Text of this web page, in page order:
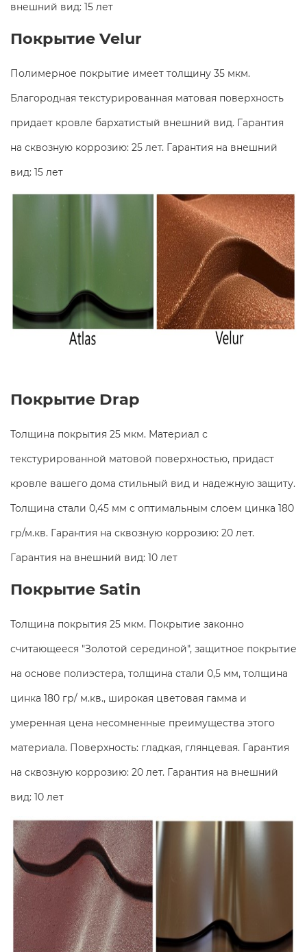
внешний вид: 15 лет
Покрытие Velur
Полимерное покрытие имеет толщину 35 мкм.
Благородная текстурированная матовая поверхность
придает кровле бархатистый внешний вид. Гарантия
на сквозную коррозию: 25 лет. Гарантия на внешний
вид: 15 лет
Покрытие Drap
Толщина покрытия 25 мкм. Материал с
текстурированной матовой поверхностью, придаст
кровле вашего дома стильный вид и надежную защиту.
Толщина стали 0,45 мм с оптимальным слоем цинка 180
гр/м.кв. Гарантия на сквозную коррозию: 20 лет.
Гарантия на внешний вид: 10 лет
Покрытие Satin
Толщина покрытия 25 мкм. Покрытие законно
считающееся "Золотой серединой", защитное покрытие
на основе полиэстера, толщина стали 0,5 мм, толщина
цинка 180 гр/ м.кв., широкая цветовая гамма и
умеренная цена несомненные преимущества этого
материала. Поверхность: гладкая, глянцевая. Гарантия
на сквозную коррозию: 20 лет. Гарантия на внешний
вид: 10 лет